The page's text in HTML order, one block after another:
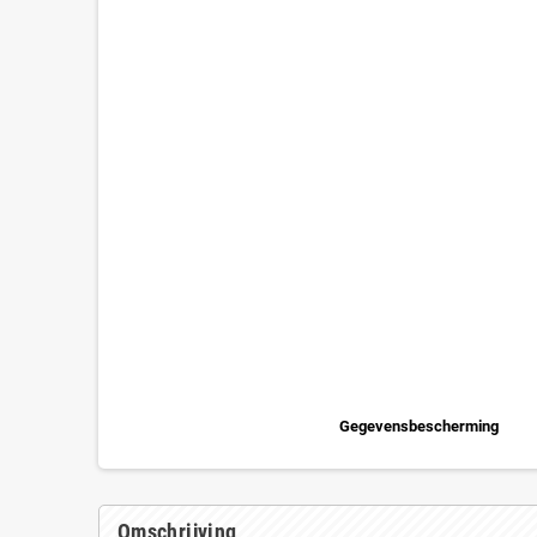
Gegevensbescherming
Omschrijving